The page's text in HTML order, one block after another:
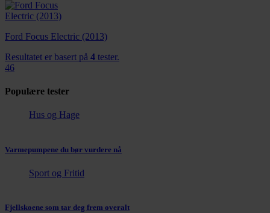
Ford Focus Electric (2013)
Resultatet er basert på 4 tester.
46
Populære tester
Hus og Hage
Varmepumpene du bør vurdere nå
Sport og Fritid
Fjellskoene som tar deg frem overalt